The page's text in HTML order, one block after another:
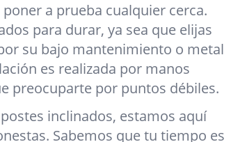
a prueba cualquier cerca.
para durar, ya sea que elijas
su bajo mantenimiento o metal
es realizada por manos
preocuparte por puntos débiles.
inclinados, estamos aquí
Sabemos que tu tiempo es